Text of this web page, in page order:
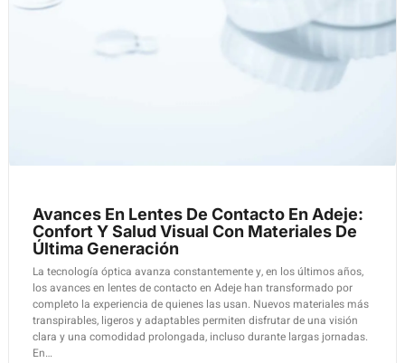
Avances En Lentes De Contacto En Adeje:
Confort Y Salud Visual Con Materiales De
Última Generación
La tecnología óptica avanza constantemente y, en los últimos años,
los avances en lentes de contacto en Adeje han transformado por
completo la experiencia de quienes las usan. Nuevos materiales más
transpirables, ligeros y adaptables permiten disfrutar de una visión
clara y una comodidad prolongada, incluso durante largas jornadas.
En…